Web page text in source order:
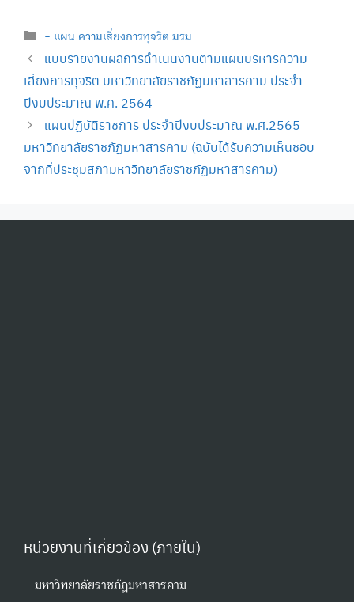
Categories
- แผน ความเสี่ยงการทุจริต มรม
แบบรายงานผลการดำเนินงานตามแผนบริหารความ
เสี่ยงการทุจริต มหาวิทยาลัยราชภัฏมหาสารคาม ประจำ
ปีงบประมาณ พ.ศ. 2564
แผนปฏิบัติราชการ ประจำปีงบประมาณ พ.ศ.2565
มหาวิทยาลัยราชภัฏมหาสารคาม (ฉบับได้รับความเห็นชอบ
จากที่ประชุมสภามหาวิทยาลัยราชภัฏมหาสารคาม)
หน่วยงานที่เกี่ยวข้อง (ภายใน)
- มหาวิทยาลัยราชภัฏมหาสารคาม